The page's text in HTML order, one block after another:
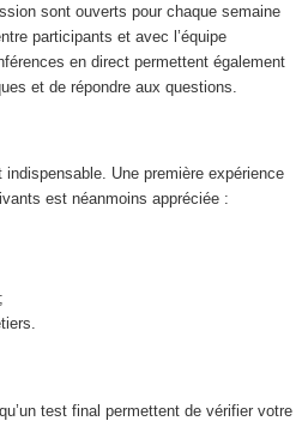
sont ouverts pour chaque semaine
participants et avec l’équipe
en direct permettent également
et de répondre aux questions.
indispensable. Une première expérience
est néanmoins appréciée :
test final permettent de vérifier votre